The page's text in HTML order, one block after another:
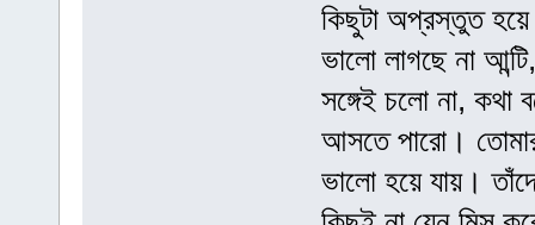
কিছুটা অপ্রস্তুত
ভালো লাগছে না
সঙ্গেই চলো না, কথা
আসতে পারো।
ভালো হয়ে যায়।